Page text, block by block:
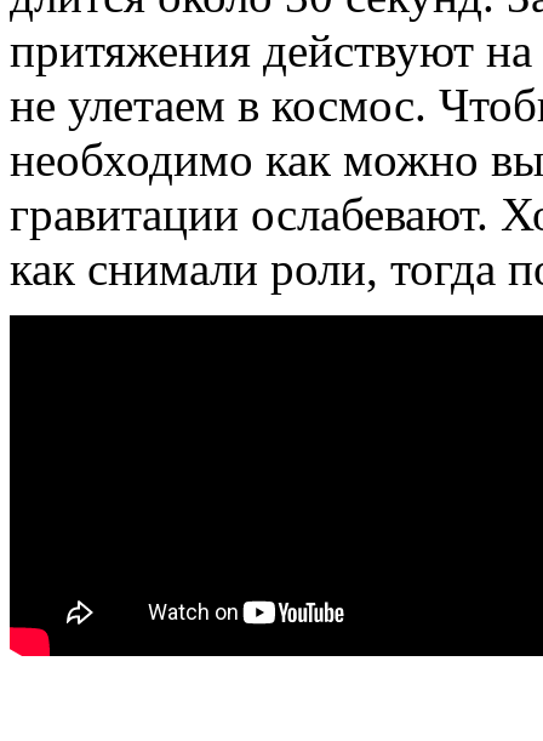
притяжения действуют
не улетаем в космос.
необходимо как можно
гравитации ослабевают.
как снимали роли, тогда